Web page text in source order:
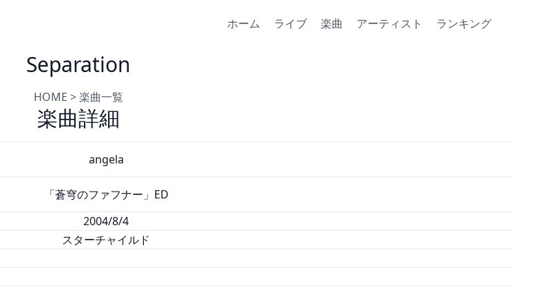
ホーム ライブ 楽曲 アーティスト ランキング
Separation
HOME >楽曲一覧
楽曲詳細
angela
「蒼穹のファフナー」ED
2004/8/4
スターチャイルド